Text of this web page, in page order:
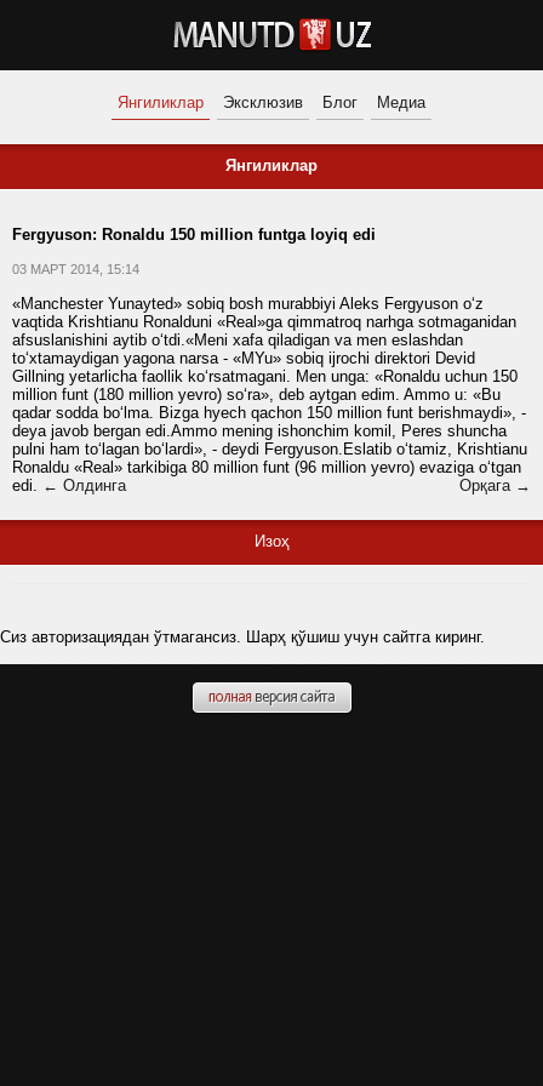
Янгиликлар Эксклюзив Блог Медиа
Янгиликлар
Fergyuson: Ronaldu 150 million funtga loyiq edi
03 МАРТ 2014, 15:14
«Manchester Yunayted» sobiq bosh murabbiyi Aleks Fergyuson o‘z
vaqtida Krishtianu Ronalduni «Real»ga qimmatroq narhga sotmaganidan
afsuslanishini aytib o‘tdi.«Meni xafa qiladigan va men eslashdan
to‘xtamaydigan yagona narsa - «MYu» sobiq ijrochi direktori Devid
Gillning yetarlicha faollik ko‘rsatmagani. Men unga: «Ronaldu uchun 150
million funt (180 million yevro) so‘ra», deb aytgan edim. Ammo u: «Bu
qadar sodda bo‘lma. Bizga hyech qachon 150 million funt berishmaydi», -
deya javob bergan edi.Ammo mening ishonchim komil, Peres shuncha
pulni ham to‘lagan bo‘lardi», - deydi Fergyuson.Eslatib o‘tamiz, Krishtianu
Ronaldu «Real» tarkibiga 80 million funt (96 million yevro) evaziga o‘tgan
edi. ← Олдинга Орқага →
Изоҳ
Сиз авторизациядан ўтмагансиз. Шарҳ қўшиш учун сайтга киринг.